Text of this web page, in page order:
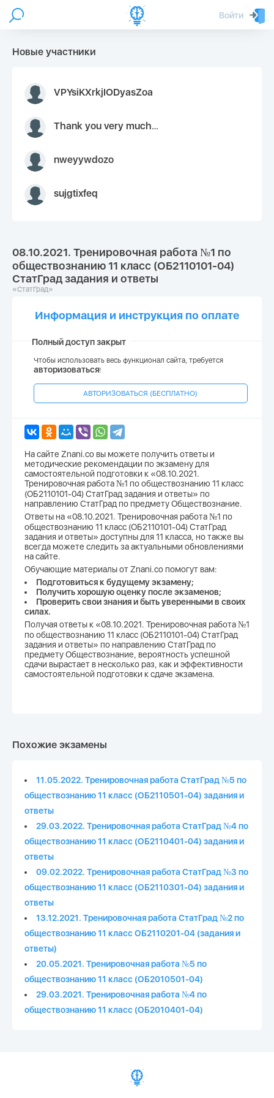
Войти
Новые участники
VPYsiKXrkjIODyasZoa
Thank you very much for your inquiry We appreciate you 9126052 https://youtube.com faceapple !
nweyywdozo
sujgtixfeq
08.10.2021. Тренировочная работа №1 по
обществознанию 11 класс (ОБ2110101-04)
СтатГрад задания и ответы
«СтатГрад»
Информация и инструкция по оплате
Полный доступ закрыт
Чтобы использовать весь функционал сайта, требуется
авторизоваться!
АВТОРИЗОВАТЬСЯ (БЕСПЛАТНО)
На сайте Znani.co вы можете получить ответы и
методические рекомендации по экзамену для
самостоятельной подготовки к «08.10.2021.
Тренировочная работа №1 по обществознанию 11 класс
(ОБ2110101-04) СтатГрад задания и ответы» по
направлению СтатГрад по предмету Обществознание.
Ответы на «08.10.2021. Тренировочная работа №1 по
обществознанию 11 класс (ОБ2110101-04) СтатГрад
задания и ответы» доступны для 11 класса, но также вы
всегда можете следить за актуальными обновлениями
на сайте.
Обучающие материалы от Znani.co помогут вам:
Подготовиться к будущему экзамену;
Получить хорошую оценку после экзаменов;
Проверить свои знания и быть уверенными в своих
силах.
Получая ответы к «08.10.2021. Тренировочная работа №1
по обществознанию 11 класс (ОБ2110101-04) СтатГрад
задания и ответы» по направлению СтатГрад по
предмету Обществознание, вероятность успешной
сдачи вырастает в несколько раз, как и эффективности
самостоятельной подготовки к сдаче экзамена.
Похожие экзамены
11.05.2022. Тренировочная работа СтатГрад №5 по
обществознанию 11 класс (ОБ2110501-04) задания и
ответы
29.03.2022. Тренировочная работа СтатГрад №4 по
обществознанию 11 класс (ОБ2110401-04) задания и
ответы
09.02.2022. Тренировочная работа СтатГрад №3 по
обществознанию 11 класс (ОБ2110301-04) задания и
ответы
13.12.2021. Тренировочная работа СтатГрад №2 по
обществознанию 11 класс ОБ2110201-04 (задания и
ответы)
20.05.2021. Тренировочная работа №5 по
обществознанию 11 класс (ОБ2010501-04)
29.03.2021. Тренировочная работа №4 по
обществознанию 11 класс (ОБ2010401-04)